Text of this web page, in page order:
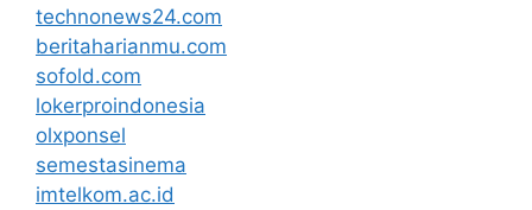
technonews24.com
beritaharianmu.com
sofold.com
lokerproindonesia
olxponsel
semestasinema
imtelkom.ac.id